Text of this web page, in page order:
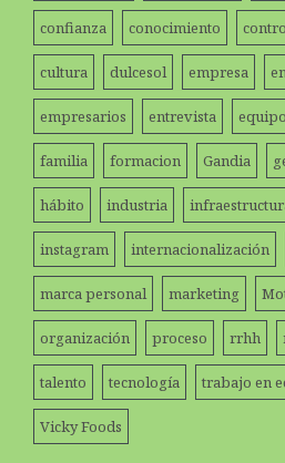
confianza conocimiento
cultura dulcesol empresa
empresarios entrevista equipo
familia formacion Gandia
hábito industria
instagram internacionalización
marca personal marketing
organización proceso rrhh
talento tecnología trabajo en
Vicky Foods